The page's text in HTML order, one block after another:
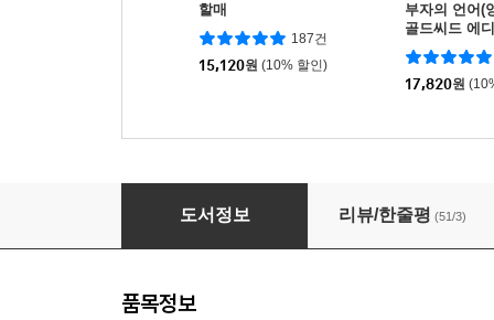
할매
187건
15,120원 (10% 할인)
부자의 언어(
골드씨드 에
17,820원
아직도 당신의 머릿속에는 부모가 산다
도서정보 리뷰/한줄평 (51/3)
품목정보